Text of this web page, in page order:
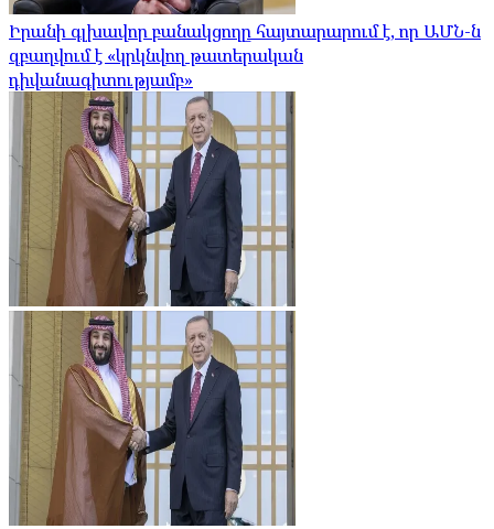
Իրանի գլխավոր բանակցողը հայտարարում է, որ ԱՄՆ-ն
զբաղվում է «կրկնվող թատերական
դիվանագիտությամբ»